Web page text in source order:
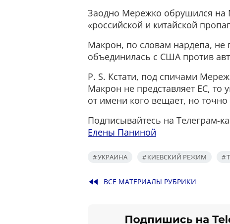
Заодно Мережко обрушился на
«российской и китайской
Макрон, по словам нардепа, не
объединилась с США против
P. S. Кстати, под спичами
Макрон не представляет ЕС,
от имени кого вещает, но точно
Подписывайтесь на Телеграм-
Елены Паниной
УКРАИНА КИЕВСКИЙ РЕЖИМ
fast_rewind ВСЕ МАТЕРИАЛЫ РУБРИКИ